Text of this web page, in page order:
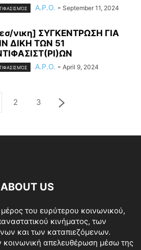
A.P.O. - September 11, 2024
νικη] ΣΥΓΚΕΝΤΡΩΣΗ ΓΙΑ
ΔΙΚΗ ΤΩΝ 51
A.P.O. - April 9, 2024
2 3
ABOUT US
του ευρύτερου κοινωνικού,
κινήματος, των
και των καταπιεζόμενων.
κοινωνική απελευθέρωση μέσω της